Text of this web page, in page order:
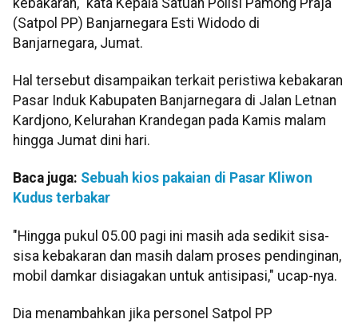
(Satpol PP) Banjarnegara Esti Widodo di
Banjarnegara, Jumat.
Hal tersebut disampaikan terkait peristiwa kebakaran
Pasar Induk Kabupaten Banjarnegara di Jalan Letnan
Kardjono, Kelurahan Krandegan pada Kamis malam
hingga Jumat dini hari.
Baca juga: Sebuah kios pakaian di Pasar Kliwon
Kudus terbakar
"Hingga pukul 05.00 pagi ini masih ada sedikit sisa-
sisa kebakaran dan masih dalam proses pendinginan,
mobil damkar disiagakan untuk antisipasi," ucap-nya.
Dia menambahkan jika personel Satpol PP